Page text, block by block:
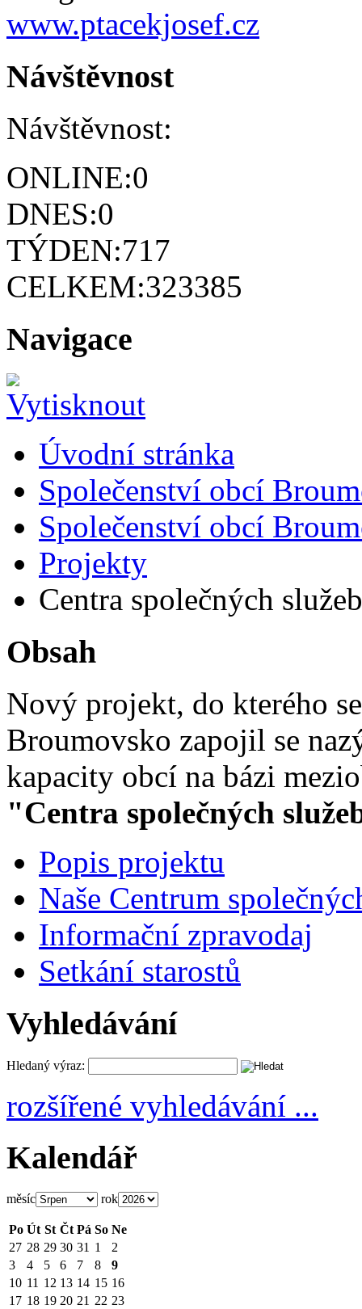
www.ptacekjosef.cz
Návštěvnost
Návštěvnost:
ONLINE:0
DNES:0
TÝDEN:717
CELKEM:323385
Navigace
Úvodní stránka
Společenství obcí
Společenství obcí
Projekty
Centra společných
Obsah
Nový projekt, do kterého
Broumovsko zapojil se
kapacity obcí na bázi
"Centra společných
Popis projektu
Naše Centrum
Informační zpravodaj
Setkání starostů
Vyhledávání
Hledaný výraz:
rozšířené vyhledávání ...
Kalendář
měsíc rok
Po Út St Čt Pá So Ne
27 28 29 30 31 1
2
3
4 5 6 7 8
9
10 11 12 13 14 15 16
17 18 19 20 21 22 23